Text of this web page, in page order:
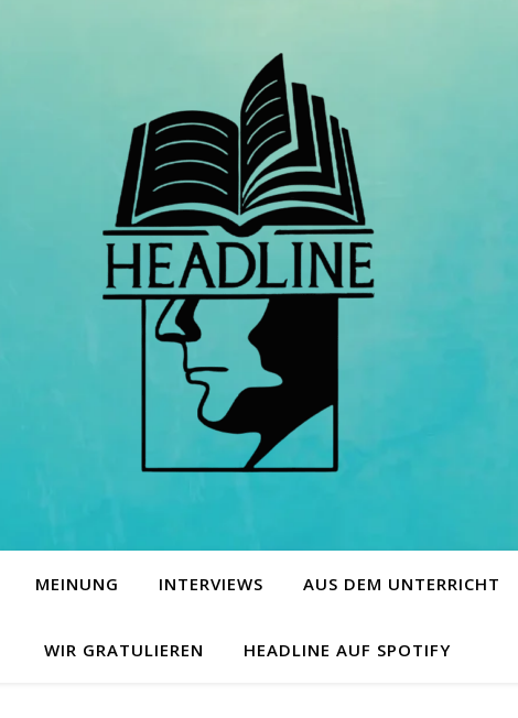
MEINUNG INTERVIEWS AUS DEM UNTERRICHT
WIR GRATULIEREN HEADLINE AUF SPOTIFY